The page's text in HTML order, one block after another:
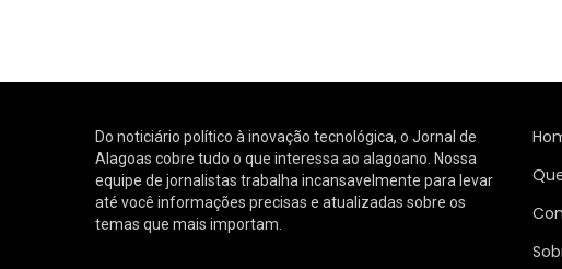
Do noticiário político à inovação tecnológica, o Jornal de
Alagoas cobre tudo o que interessa ao alagoano. Nossa
equipe de jornalistas trabalha incansavelmente para levar
até você informações precisas e atualizadas sobre os
temas que mais importam.